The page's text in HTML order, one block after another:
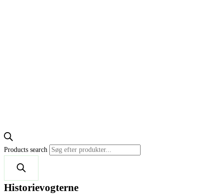
Products search
Historievogterne